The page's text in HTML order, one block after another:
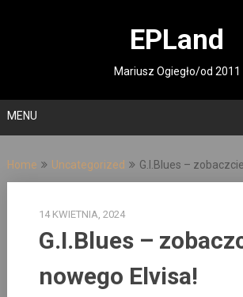
EPLand
Mariusz Ogiegło/od 2011
MENU
Home Uncategorized G.I.Blues –
14 KWIETNIA, 2024
G.I.Blues –
nowego Elvisa!